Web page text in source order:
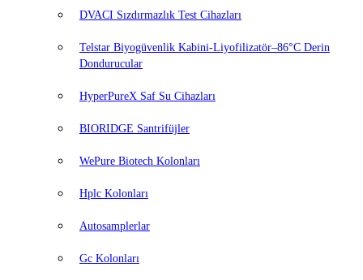
DVACI Sızdırmazlık Test Cihazları
Telstar Biyogüvenlik Kabini-Liyofilizatör–86°C Derin
Dondurucular
HyperPureX Saf Su Cihazları
BIORIDGE Santrifüjler
WePure Biotech Kolonları
Hplc Kolonları
Autosamplerlar
Gc Kolonları